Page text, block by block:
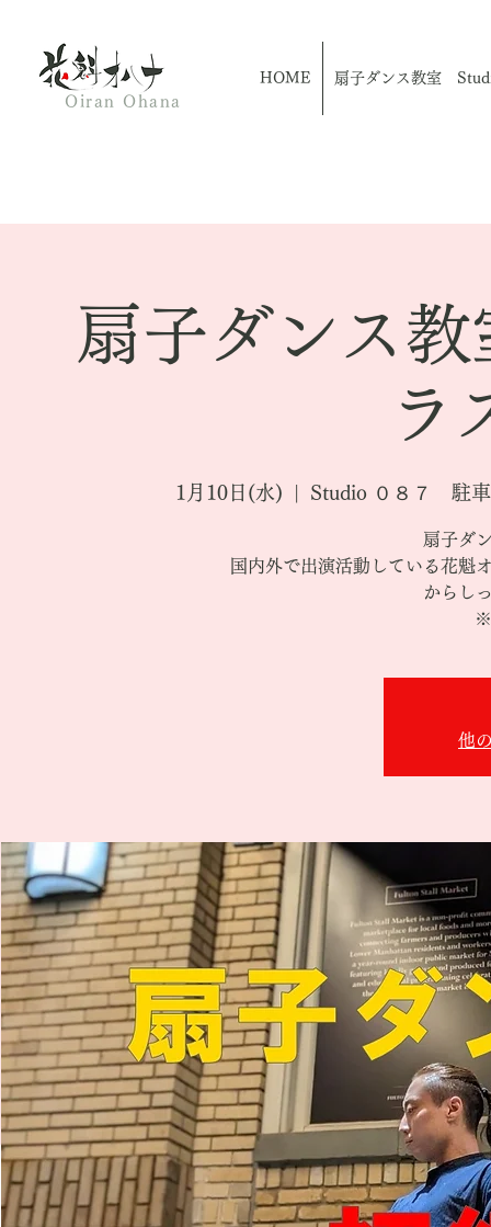
Oiran Ohana
HOME 扇子ダンス教室
扇子ダンス
ラ
1月10日(水) Studio ０８７ 駐
扇子ダ
国内外で出演活動している花魁
からし
※
他